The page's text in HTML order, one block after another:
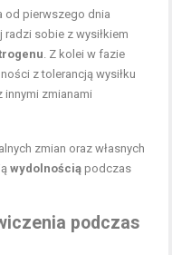
od pierwszego dnia
sobie z wysiłkiem
. Z kolei w fazie
z tolerancją wysiłku
innymi zmianami
zmian oraz własnych
wydolnością podczas
podczas